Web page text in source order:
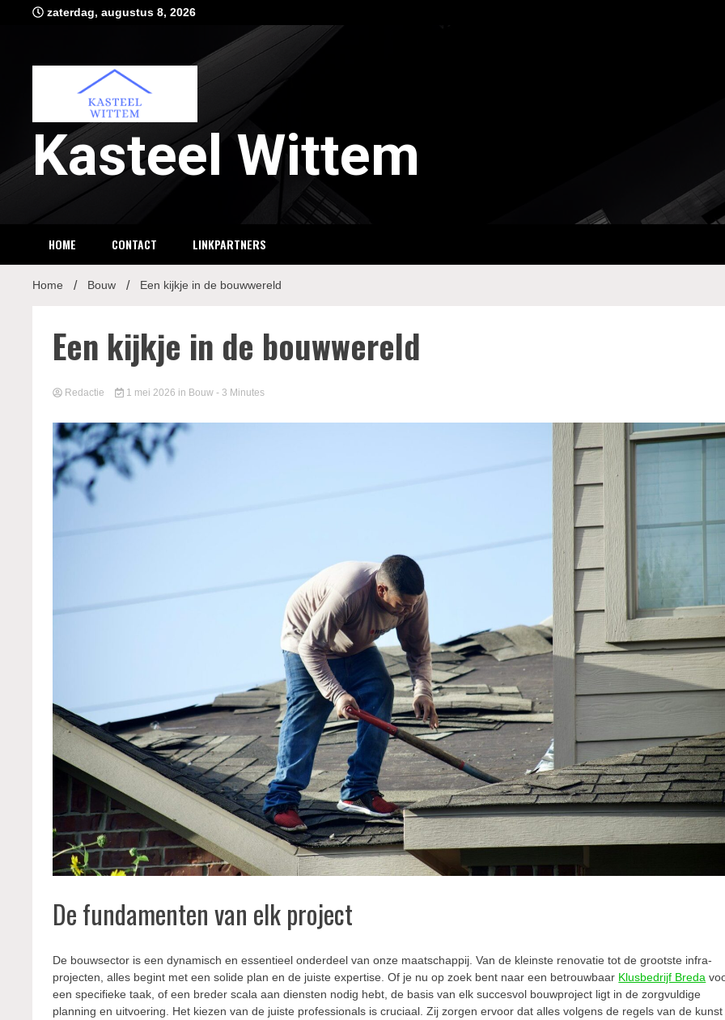
zaterdag, augustus 8, 2026
Kasteel Wittem
HOME CONTACT LINKPARTNERS
Home Bouw Een kijkje in de bouwwereld
Een kijkje in de bouwwereld
Redactie 1 mei 2026 in Bouw - 3 Minutes
De fundamenten van elk project
De bouwsector is een dynamisch en essentieel onderdeel van onze maatschappij. Van de kleinste renovatie tot de grootste infra-
projecten, alles begint met een solide plan en de juiste expertise. Of je nu op zoek bent naar een betrouwbaar Klusbedrijf Breda
een specifieke taak, of een breder scala aan diensten nodig hebt, de basis van elk succesvol bouwproject ligt in de zorgvuldige
planning en uitvoering. Het kiezen van de juiste professionals is cruciaal. Zij zorgen ervoor dat alles volgens de regels van de kunst